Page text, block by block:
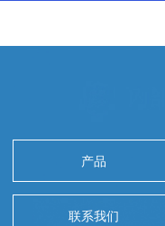
产品
联系我们